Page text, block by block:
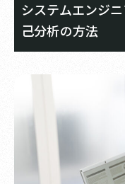
システムエンジ
己分析の方法